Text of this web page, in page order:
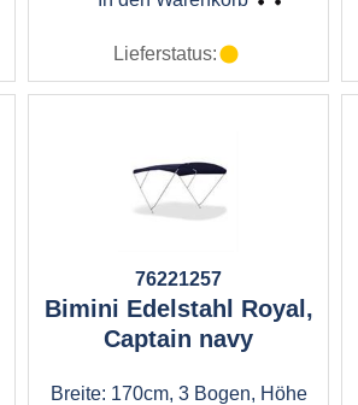
Lieferstatus:
76221257
Bimini Edelstahl Royal,
Captain navy
Breite: 170cm, 3 Bogen, Höhe